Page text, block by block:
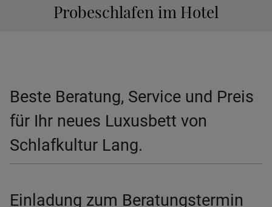
Probeschlafen im Hotel
Beste Beratung, Service und Preis
für Ihr neues Luxusbett von
Schlafkultur Lang.
Einladung zum Beratungstermin